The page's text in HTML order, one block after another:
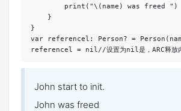
        print("\(name) was freed ")
    }
}
var referencel: Person? = Person(name:
John start to init.
John was freed